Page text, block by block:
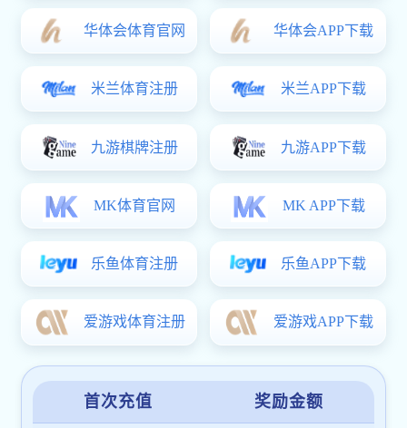
首页
开云体育网页版概况
开云体育网页版简介
学术机构
行政机构
全体教工
系所设置
硕导介绍
科学研究
学科方向
实验室及平台
本科生金沙直播